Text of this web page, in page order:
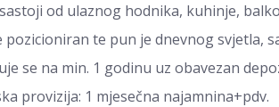
od ulaznog hodnika, kuhinje,
pozicioniran te pun je dnevnog svjetla,
se na min. 1 godinu uz obavezan
provizija: 1 mjesečna najamnina+pdv.